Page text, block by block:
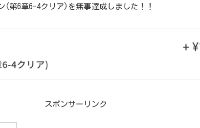
(第6章6-4クリア)を無事達成しました！！
スポンサーリンク